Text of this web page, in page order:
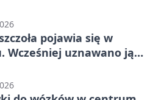
pojawia się w
Wcześniej uznawano ją